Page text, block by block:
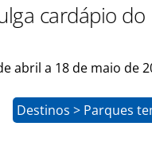
cardápio do
abril a 18 de maio de
Destinos > Parques